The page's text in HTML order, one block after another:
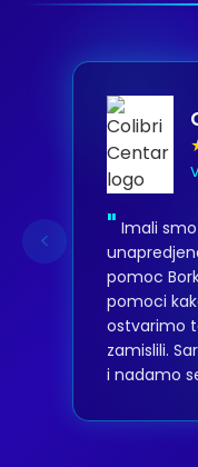
" Imali
pomoc
pomoci
ostvarimo
zamislili.
i nadamo
<